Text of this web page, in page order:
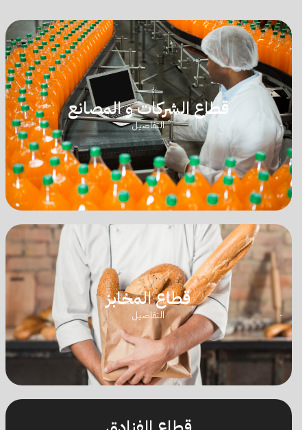
قطاع الشركات و المصانع
التفاصيل
قطاع المخابز
التفاصيل